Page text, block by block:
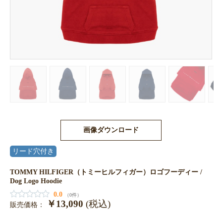
画像ダウンロード
リード穴付き
TOMMY HILFIGER（トミーヒルフィガー）ロゴフーディー /
Dog Logo Hoodie
0.0
（0件）
販売価格： ￥13,090 (税込)